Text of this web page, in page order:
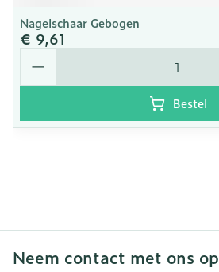
Nagelschaar Gebogen
€ 9,61
Aantal
Bestel
Neem contact met ons op